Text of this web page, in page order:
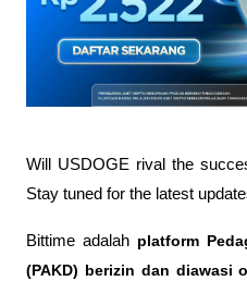
Will USDOGE rival the
Stay tuned for the latest
Bittime adalah platform
(PAKD) berizin dan diawasi